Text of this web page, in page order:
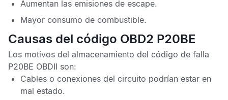
Aumentan las emisiones de escape.
Mayor consumo de combustible.
Causas del código OBD2 P20BE
Los motivos del almacenamiento del código de falla
P20BE OBDII son:
Cables o conexiones del circuito podrían estar en
mal estado.